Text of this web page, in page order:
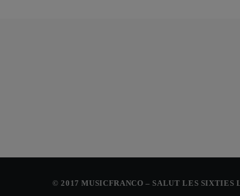
© 2017 MUSICFRANCO – SALUT LES SIXTIES